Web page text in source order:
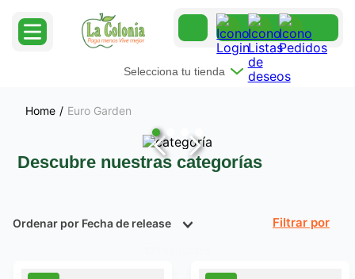
Selecciona tu tienda
Euro Garden
Descubre nuestras categorías
Ordenar por Fecha de release